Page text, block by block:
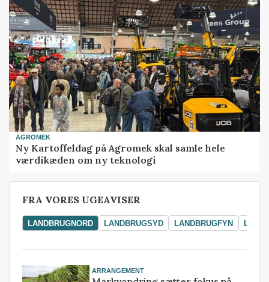
AGROMEK
Ny Kartoffeldag på Agromek skal samle hele
værdikæden om ny teknologi
FRA VORES UGEAVISER
LANDBRUGNORD LANDBRUGSYD LANDBRUGFYN
ARRANGEMENT